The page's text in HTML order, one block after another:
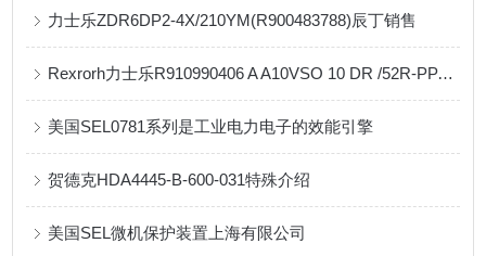
力士乐ZDR6DP2-4X/210YM(R900483788)辰丁销售
Rexrorh力士乐R910990406 A A10VSO 10 DR /52R-PPA14N00柱塞泵
美国SEL0781系列是工业电力电子的效能引擎
贺德克HDA4445-B-600-031特殊介绍
美国SEL微机保护装置上海有限公司